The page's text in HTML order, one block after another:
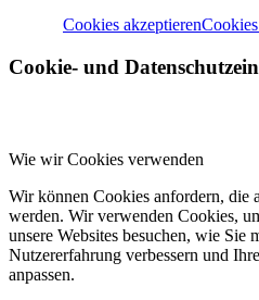
Cookies akzeptieren
Cookie- und
Wie wir Cookies verwenden
Wir können Cookies anfordern, die
werden. Wir verwenden Cookies,
unsere Websites besuchen, wie Sie
Nutzererfahrung verbessern und
anpassen.